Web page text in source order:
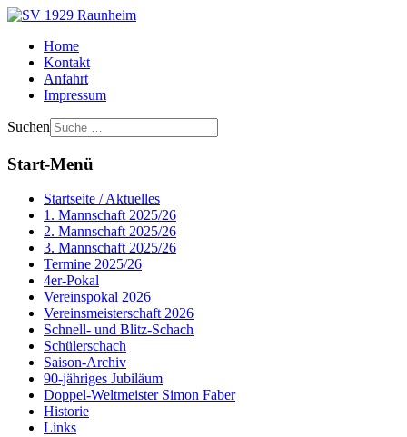
Home
Kontakt
Anfahrt
Impressum
Suchen
Start-Menü
Startseite / Aktuelles
1. Mannschaft 2025/26
2. Mannschaft 2025/26
3. Mannschaft 2025/26
Termine 2025/26
4er-Pokal
Vereinspokal 2026
Vereinsmeisterschaft 2026
Schnell- und Blitz-Schach
Schülerschach
Saison-Archiv
90-jähriges Jubiläum
Doppel-Weltmeister Simon Faber
Historie
Links